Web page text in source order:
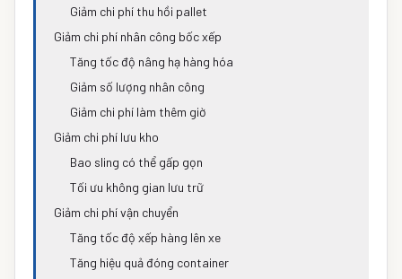
Giảm chi phí thu hồi pallet
Giảm chi phí nhân công bốc xếp
Tăng tốc độ nâng hạ hàng hóa
Giảm số lượng nhân công
Giảm chi phí làm thêm giờ
Giảm chi phí lưu kho
Bao sling có thể gấp gọn
Tối ưu không gian lưu trữ
Giảm chi phí vận chuyển
Tăng tốc độ xếp hàng lên xe
Tăng hiệu quả đóng container